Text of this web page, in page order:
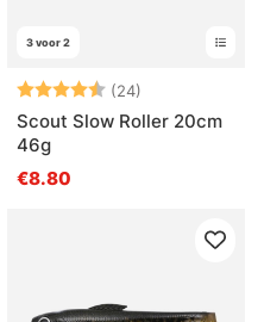
3 voor 2
Beoordeling:
(24)
Scout Slow Roller 20cm
46g
€8.80